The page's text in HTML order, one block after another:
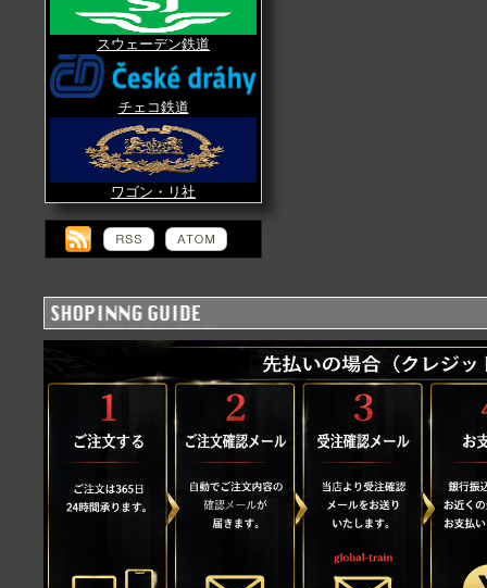
スウェーデン鉄道
チェコ鉄道
ワゴン・リ社